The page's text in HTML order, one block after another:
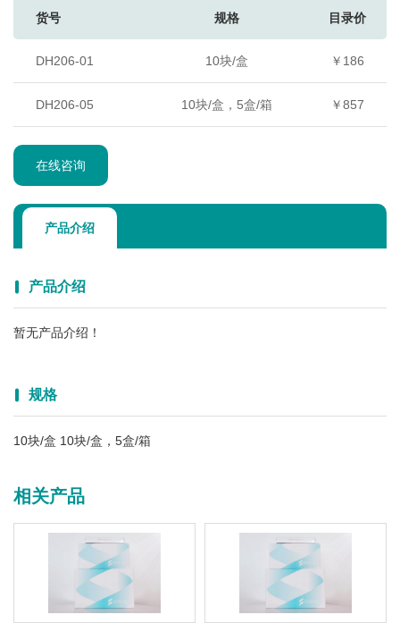
货号 规格 目录价
DH206-01 10块/盒 ￥186
DH206-05 10块/盒，5盒/箱 ￥857
在线咨询
产品介绍
产品介绍
暂无产品介绍！
规格
10块/盒 10块/盒，5盒/箱
相关产品